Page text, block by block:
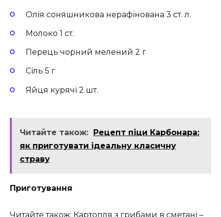
Олія соняшникова нерафінована 3 ст. л.
Молоко 1 ст.
Перець чорний мелений 2 г
Сіль 5 г
Яйця курячі 2 шт.
Читайте також: Рецепт піци Карбонара:
як приготувати ідеальну класичну
страву
Приготування
Читайте також: Картопля з грибами в сметані –